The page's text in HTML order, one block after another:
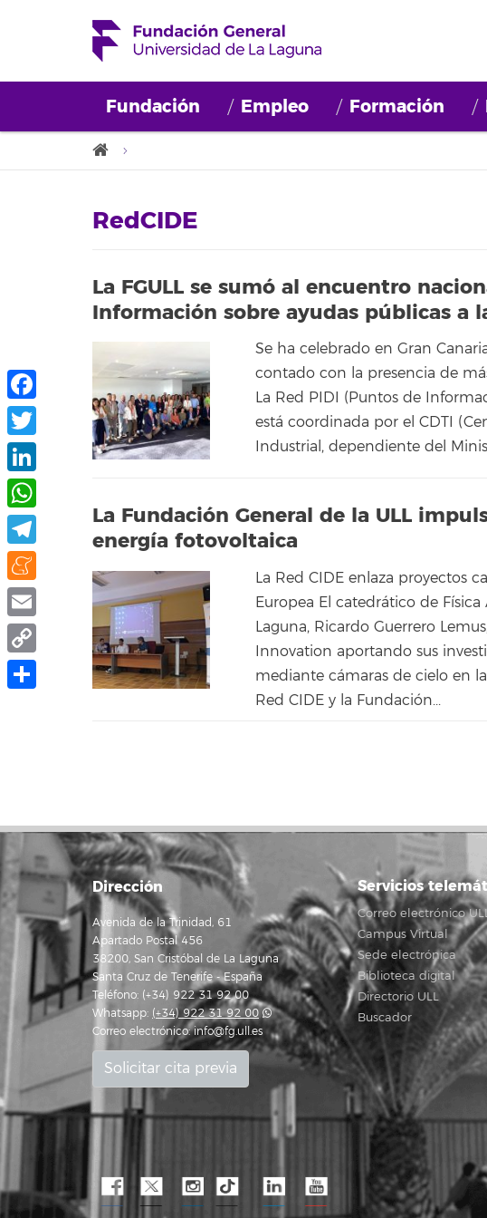
Fundación Empleo Formación
RedCIDE
La FGULL se sumó al encuentro
Información sobre ayudas públicas a
Se ha celebrado en Gran
contado con la presencia de
La Red PIDI (Puntos de
está coordinada por el CDTI
Industrial, dependiente del
La Fundación General de la ULL
energía fotovoltaica
La Red CIDE enlaza proyectos
Europea El catedrático de
Laguna, Ricardo Guerrero
Innovation aportando sus
mediante cámaras de cielo en
Red CIDE y la Fundación...
Dirección
Avenida de la Trinidad, 61
Apartado Postal 456
38200, San Cristóbal de La Laguna
Santa Cruz de Tenerife - España
Teléfono: (+34) 922 31 92 00
Whatsapp: (+34) 922 31 92 00
Correo electrónico:info@fg.ull.es
Solicitar cita previa
Servicios
Correo electrónico
Campus Virtual
Sede electrónica
Biblioteca digital
Directorio ULL
Buscador
Facebook
Twitter
LinkedIn
WhatsApp
Telegram
Meneame
Email
Copy